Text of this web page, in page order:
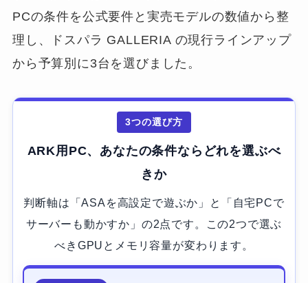
PCの条件を公式要件と実売モデルの数値から整
理し、ドスパラ GALLERIA の現行ラインアップ
から予算別に3台を選びました。
3つの選び方
ARK用PC、あなたの条件ならどれを選ぶべ
きか
判断軸は「ASAを高設定で遊ぶか」と「自宅PCで
サーバーも動かすか」の2点です。この2つで選ぶ
べきGPUとメモリ容量が変わります。